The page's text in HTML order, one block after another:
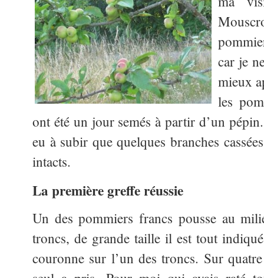
car je
mieux
les
ont été un jour semés à partir d’un
eu à subir que quelques branches
intacts.
La première greffe réussie
Un des pommiers francs pousse au
troncs, de grande taille il est tout
couronne sur l’un des troncs. Sur